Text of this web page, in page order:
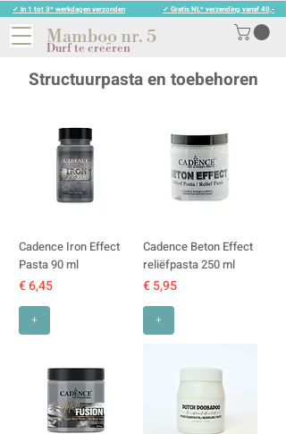
✓ In 1 tot 3* werkdagen verzonden ✓ Gratis NL* verzending vanaf 40,-
Mamboo nr. 5
Durf te creëren
Cadence Iron Effect
Pasta 90 ml
Prijs
€ 6,45
+
Cadence Beton Effect
reliëfpasta 250 ml
Prijs
€ 5,95
+
Structuurpasta en toebehoren